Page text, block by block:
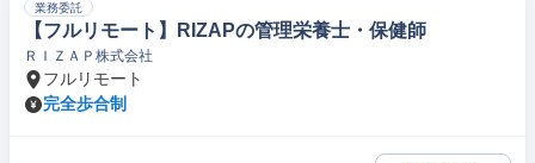
業務委託
【フルリモート】RIZAPの管理栄養士・保健師
ＲＩＺＡＰ株式会社
フルリモート
完全歩合制